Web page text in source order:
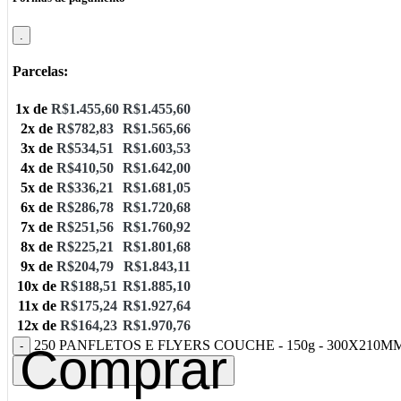
Parcelas:
1x de R$1.455,60 R$1.455,60
2x de R$782,83 R$1.565,66
3x de R$534,51 R$1.603,53
4x de R$410,50 R$1.642,00
5x de R$336,21 R$1.681,05
6x de R$286,78 R$1.720,68
7x de R$251,56 R$1.760,92
8x de R$225,21 R$1.801,68
9x de R$204,79 R$1.843,11
10x de R$188,51 R$1.885,10
11x de R$175,24 R$1.927,64
12x de R$164,23 R$1.970,76
250 PANFLETOS E FLYERS COUCHE - 150g -
Comprar